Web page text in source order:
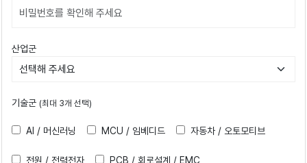
비밀번호확인
산업군
기술군 (최대 3개 선택)
AI / 머신러닝 MCU / 임베디드 자동차 / 오토모티브
전원 / 전력전자 PCB / 회로설계 / EMC